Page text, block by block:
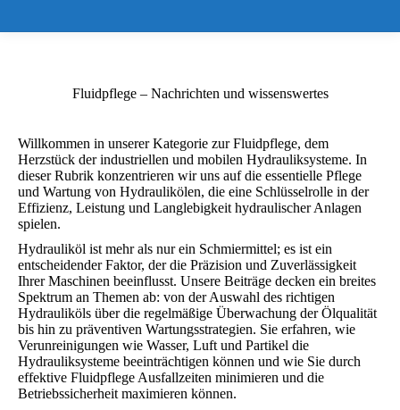
Fluidpflege – Nachrichten und wissenswertes
Willkommen in unserer Kategorie zur Fluidpflege, dem
Herzstück der industriellen und mobilen Hydrauliksysteme. In
dieser Rubrik konzentrieren wir uns auf die essentielle Pflege
und Wartung von Hydraulikölen, die eine Schlüsselrolle in der
Effizienz, Leistung und Langlebigkeit hydraulischer Anlagen
spielen.
Hydrauliköl ist mehr als nur ein Schmiermittel; es ist ein
entscheidender Faktor, der die Präzision und Zuverlässigkeit
Ihrer Maschinen beeinflusst. Unsere Beiträge decken ein breites
Spektrum an Themen ab: von der Auswahl des richtigen
Hydrauliköls über die regelmäßige Überwachung der Ölqualität
bis hin zu präventiven Wartungsstrategien. Sie erfahren, wie
Verunreinigungen wie Wasser, Luft und Partikel die
Hydrauliksysteme beeinträchtigen können und wie Sie durch
effektive Fluidpflege Ausfallzeiten minimieren und die
Betriebssicherheit maximieren können.